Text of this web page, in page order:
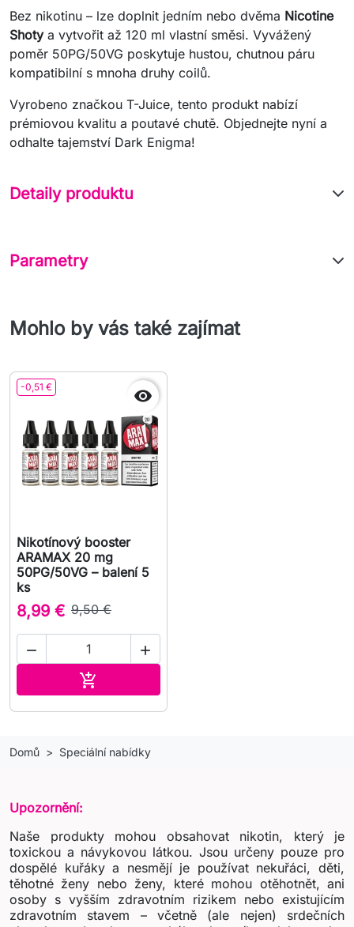
Bez nikotinu – lze doplnit jedním nebo dvěma Nicotine
Shotya vytvořit až 120 ml vlastní směsi. Vyvážený
poměr 50PG/50VG poskytuje hustou, chutnou páru
kompatibilní s mnoha druhy coilů.
Vyrobeno značkou T-Juice, tento produkt nabízí
prémiovou kvalitu a poutavé chutě. Objednejte nyní a
odhalte tajemství Dark Enigma!
Detaily produktu
Parametry
Mohlo by vás také zajímat
-0,51 € 
Nikotínový booster
ARAMAX 20 mg
50PG/50VG – balení 5
ks
8,99 € 9,50 €
 

Domů Speciální nabídky
Upozornění:
Naše produkty mohou obsahovat nikotin, který je
toxickou a návykovou látkou. Jsou určeny pouze pro
dospělé kuřáky a nesmějí je používat nekuřáci, děti,
těhotné ženy nebo ženy, které mohou otěhotnět, ani
osoby s vyšším zdravotním rizikem nebo existujícím
zdravotním stavem – včetně (ale nejen) srdečních